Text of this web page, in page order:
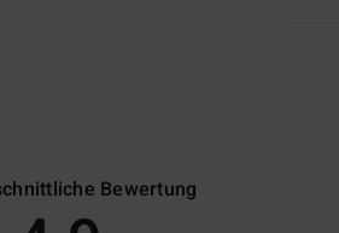
Bewertung